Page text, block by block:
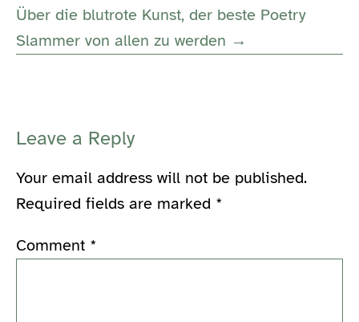
Über die blutrote Kunst, der beste Poetry
Slammer von allen zu werden →
Leave a Reply
Your email address will not be published.
Required fields are marked *
Comment *